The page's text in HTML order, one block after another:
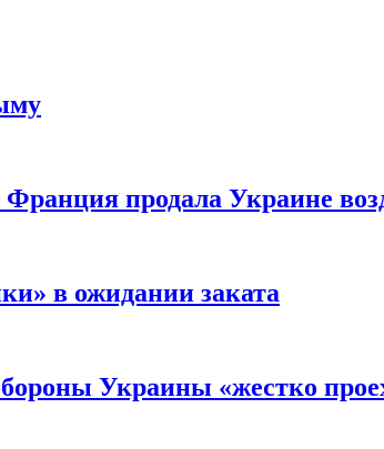
продала Украине
в ожидании заката
Украины «жестко